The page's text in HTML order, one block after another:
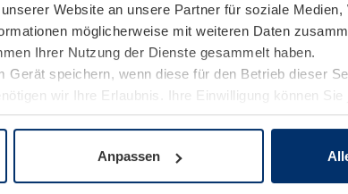
Website an unsere Partner für soziale Medien,
möglicherweise mit weiteren Daten
Ihrer Nutzung der Dienste gesammelt haben.
Gerät speichern, wenn diese für den Betrieb dieser
wir Ihre Erlaubnis. Ihre Einwilligung können Sie
unserer Website ändern oder widerrufen.
Anpassen